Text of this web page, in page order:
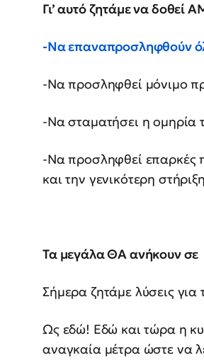
Γι’ αυτό ζητάμε να δοθεί
-Να επαναπροσληφθούν
-Να προσληφθεί μόνιμο
-Να σταματήσει η ομηρία
-Να προσληφθεί επαρκές
και την γενικότερη
Τα μεγάλα ΘΑ ανήκουν σε
Σήμερα ζητάμε λύσεις
Ως εδώ! Εδώ και τώρα η
αναγκαία μέτρα ώστε να